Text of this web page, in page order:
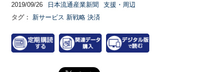
2019/09/26 日本流通産業新聞
支援・周辺
タグ：
新サービス 新戦略 決済